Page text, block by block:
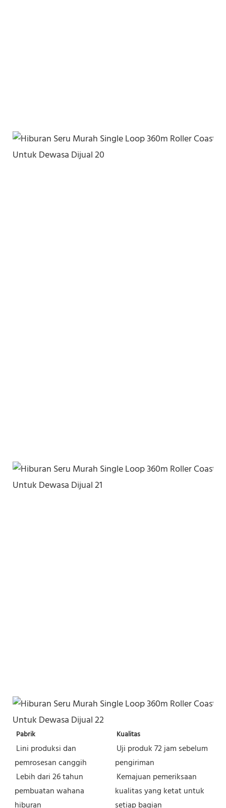
Pabrik
Lini produksi dan
pemrosesan canggih
Lebih dari 26 tahun
pembuatan wahana
Kualitas
Uji produk 72 jam sebelum
pengiriman
Kemajuan pemeriksaan
kualitas yang ketat untuk